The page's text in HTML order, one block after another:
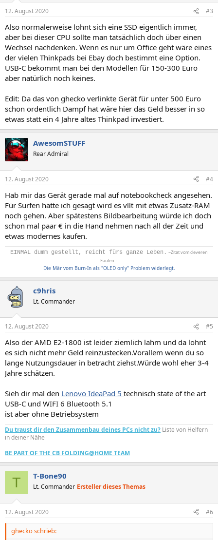
e
:
12. August 2020 #3
Also normalerweise lohnt sich eine SSD eigentlich immer,
aber bei dieser CPU sollte man tatsächlich doch über einen
Wechsel nachdenken. Wenn es nur um Office geht wäre eines
der vielen Thinkpads bei Ebay doch bestimmt eine Option.
USB-C bekommt man bei den Modellen für 150-300 Euro
aber natürlich noch keines.
Edit: Da das von ghecko verlinkte Gerät für unter 500 Euro
schon ordentlich Dampf hat wäre hier das Geld besser in so
etwas statt ein 4 Jahre altes Thinkpad investiert.
AwesomSTUFF
Rear Admiral
12. August 2020 #4
Hab mir das Gerät gerade mal auf notebookcheck angesehen.
Für Surfen hätte ich gesagt wird es vllt mit etwas Zusatz-RAM
noch gehen. Aber spätestens Bildbearbeitung würde ich doch
schon mal paar € in die Hand nehmen nach all der Zeit und
etwas modernes kaufen.
EINMAL dumm gestellt, reicht fürs ganze Leben. ~Zitat vom cleveren
Faulen ~
Die Mär vom Burn-In als "OLED only" Problem widerlegt.
c9hris
Lt. Commander
12. August 2020 #5
Also der AMD E2-1800 ist leider ziemlich lahm und da lohnt
es sich nicht mehr Geld reinzustecken.Vorallem wenn du so
lange Nutzungsdauer in betracht ziehst.Würde wohl eher 3-4
Jahre schätzen.
Sieh dir mal den Lenovo IdeaPad 5 technisch state of the art
USB-C und WIFI 6 Bluetooth 5.1
ist aber ohne Betriebsystem
Du traust dir den Zusammenbau deines PCs nicht zu? Liste von Helfern
in deiner Nähe
BE PART OF THE CB FOLDING@HOME TEAM
T T-Bone90
Lt. Commander Ersteller dieses Themas
12. August 2020 #6
ghecko schrieb: